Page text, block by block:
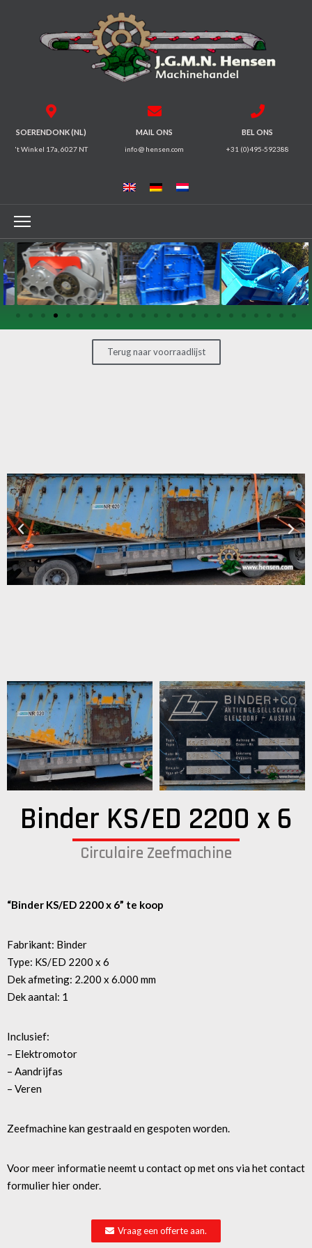
SOERENDONK (NL)
't Winkel 17a, 6027 NT
MAIL ONS
info @ hensen.com
BEL ONS
+31 (0)495-592388
MAGNEET
ELEKTROMOTOREN
TANDWIELKASTEN
OVERIGE
MACHINES
Terug naar voorraadlijst
Binder KS/ED 2200 x 6
Circulaire Zeefmachine
“Binder KS/ED 2200 x 6” te koop
Fabrikant: Binder
Type: KS/ED 2200 x 6
Dek afmeting: 2.200 x 6.000 mm
Dek aantal: 1
Inclusief:
– Elektromotor
– Aandrijfas
– Veren
Zeefmachine kan gestraald en gespoten worden.
Voor meer informatie neemt u contact op met ons via het contact
formulier hier onder.
Vraag een offerte aan.